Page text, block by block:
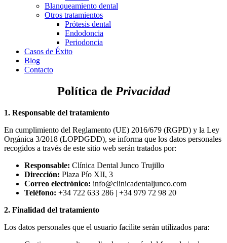
Blanqueamiento dental
Otros tratamientos
Prótesis dental
Endodoncia
Periodoncia
Casos de Éxito
Blog
Contacto
Política de Privacidad
1. Responsable del tratamiento
En cumplimiento del Reglamento (UE) 2016/679 (RGPD) y la Ley
Orgánica 3/2018 (LOPDGDD), se informa que los datos personales
recogidos a través de este sitio web serán tratados por:
Responsable: Clínica Dental Junco Trujillo
Dirección: Plaza Pío XII, 3
Correo electrónico: info@clinicadentaljunco.com
Teléfono: +34 722 633 286 | +34 979 72 98 20
2. Finalidad del tratamiento
Los datos personales que el usuario facilite serán utilizados para: